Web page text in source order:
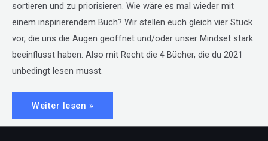
sortieren und zu priorisieren. Wie wäre es mal wieder mit
einem inspirierendem Buch? Wir stellen euch gleich vier Stück
vor, die uns die Augen geöffnet und/oder unser Mindset stark
beeinflusst haben: Also mit Recht die 4 Bücher, die du 2021
unbedingt lesen musst.
#26:
Bücher,
die
Weiter lesen »